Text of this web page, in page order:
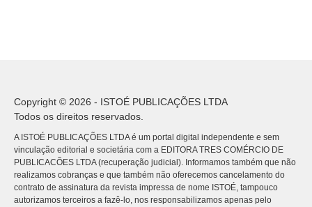
Copyright © 2026 - ISTOÉ PUBLICAÇÕES LTDA
Todos os direitos reservados.
A ISTOÉ PUBLICAÇÕES LTDA é um portal digital independente e sem
vinculação editorial e societária com a EDITORA TRES COMÉRCIO DE
PUBLICACÕES LTDA (recuperação judicial). Informamos também que não
realizamos cobranças e que também não oferecemos cancelamento do
contrato de assinatura da revista impressa de nome ISTOÉ, tampouco
autorizamos terceiros a fazê-lo, nos responsabilizamos apenas pelo